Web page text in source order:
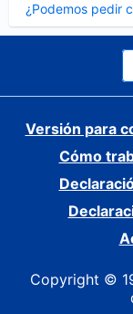
¿Podemos pedir
cerrado
Versión para
Cómo
Copyright ©